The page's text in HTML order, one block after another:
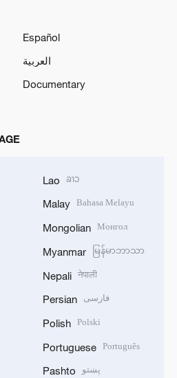
Español
العربية
Documentary
Lao ລາວ
Malay Bahasa Melayu
Mongolian Монгол
Myanmar မြန်မာဘာသာ
Nepali नेपाली
Persian فارسی
Polish Polski
Portuguese Português
Pashto پښتو